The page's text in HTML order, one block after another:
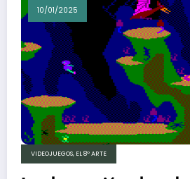
10/01/2025
VIDEOJUEGOS, EL 8º ARTE